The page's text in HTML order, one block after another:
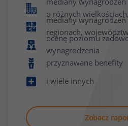
o różnych
mediany wynagrodzeń
regionach,
ocenę poziomu
wynagrodzenia
przyznawane benefity
i wiele innych
Zobacz